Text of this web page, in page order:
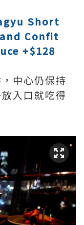
Short
Confit
+$128
中心仍保持
入口就吃得